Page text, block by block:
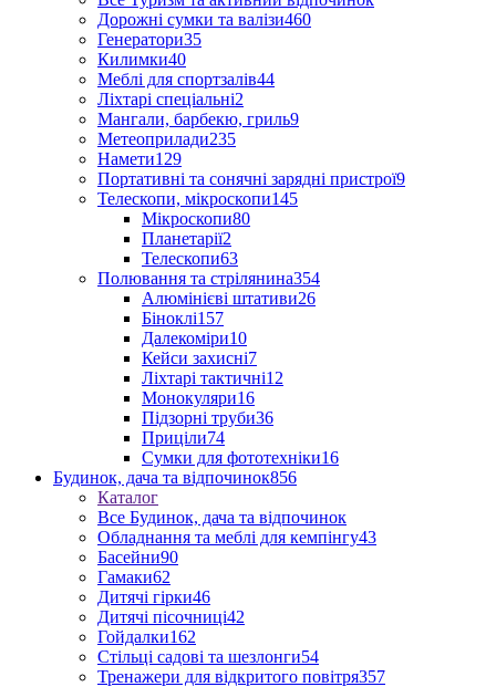
Дорожні сумки та валізи460
Генератори35
Килимки40
Меблі для спортзалів44
Ліхтарі спеціальні2
Мангали, барбекю, гриль9
Метеоприлади235
Намети129
Портативні та сонячні зарядні пристрої9
Телескопи, мікроскопи145
Мікроскопи80
Планетарії2
Телескопи63
Полювання та стрілянина354
Алюмінієві штативи26
Біноклі157
Далекоміри10
Кейси захисні7
Ліхтарі тактичні12
Монокуляри16
Підзорні труби36
Приціли74
Сумки для фототехніки16
Будинок, дача та відпочинок856
Каталог
Все Будинок, дача та відпочинок
Обладнання та меблі для кемпінгу43
Басейни90
Гамаки62
Дитячі гірки46
Дитячі пісочниці42
Гойдалки162
Стільці садові та шезлонги54
Тренажери для відкритого повітря357